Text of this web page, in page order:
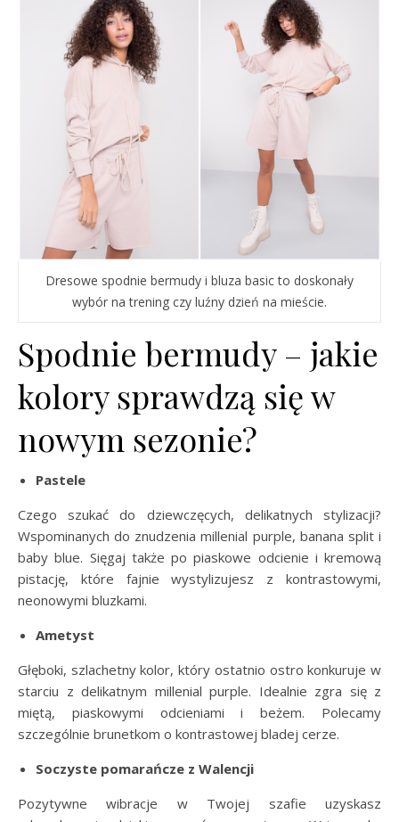
Dresowe spodnie bermudy i bluza basic to doskonały
wybór na trening czy luźny dzień na mieście.
Spodnie bermudy – jakie
kolory sprawdzą się w
nowym sezonie?
Pastele
Czego szukać do dziewczęcych, delikatnych stylizacji?
Wspominanych do znudzenia millenial purple, banana split i
baby blue. Sięgaj także po piaskowe odcienie i kremową
pistację, które fajnie wystylizujesz z kontrastowymi,
neonowymi bluzkami.
Ametyst
Głęboki, szlachetny kolor, który ostatnio ostro konkuruje w
starciu z delikatnym millenial purple. Idealnie zgra się z
miętą, piaskowymi odcieniami i beżem. Polecamy
szczególnie brunetkom o kontrastowej bladej cerze.
Soczyste pomarańcze z Walencji
Pozytywne wibracje w Twojej szafie uzyskasz